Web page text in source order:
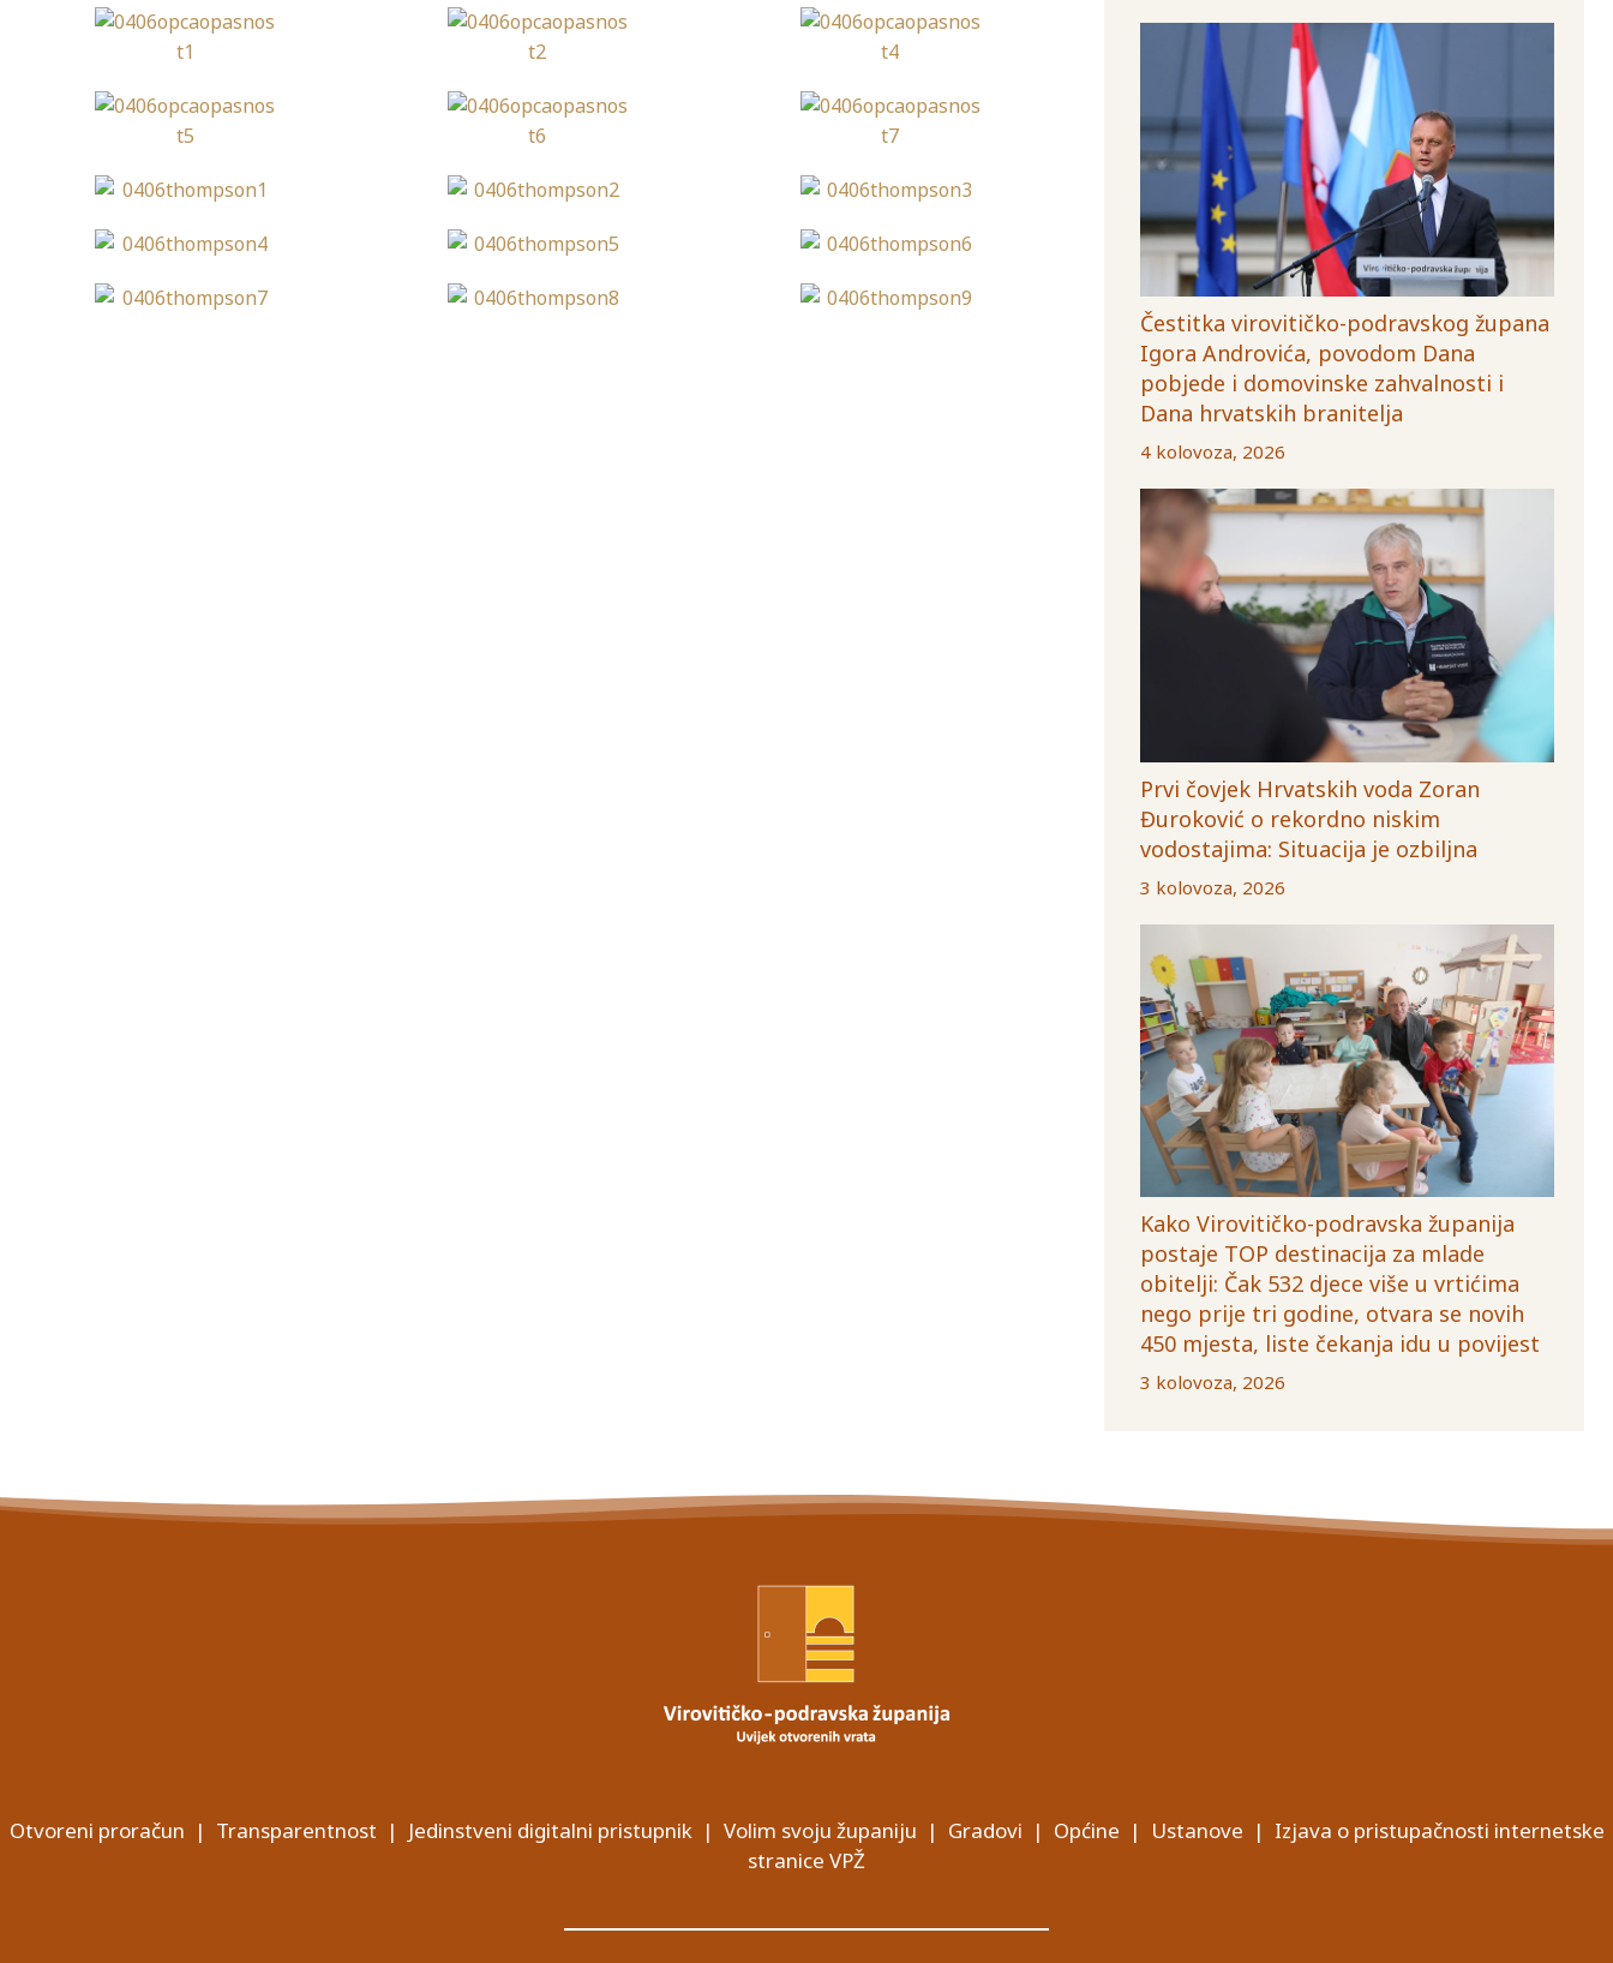
Čestitka virovitičko-podravskog župana
Igora Androvića, povodom Dana
pobjede i domovinske zahvalnosti i
Dana hrvatskih branitelja
4 kolovoza, 2026
Prvi čovjek Hrvatskih voda Zoran
Đuroković o rekordno niskim
vodostajima: Situacija je ozbiljna
3 kolovoza, 2026
Kako Virovitičko-podravska županija
postaje TOP destinacija za mlade
obitelji: Čak 532 djece više u vrtićima
nego prije tri godine, otvara se novih
450 mjesta, liste čekanja idu u povijest
3 kolovoza, 2026
Otvoreni proračun | Transparentnost | Jedinstveni digitalni pristupnik| Volim svoju županiju | Gradovi | Općine | Ustanove | Izjava o pristupačnosti internetske
stranice VPŽ